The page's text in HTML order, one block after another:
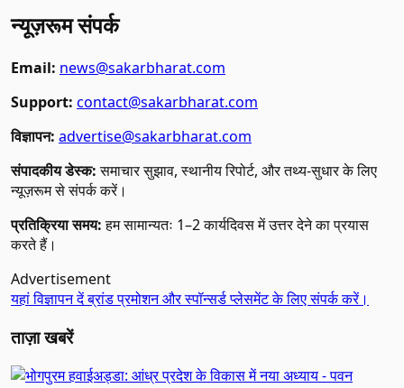
न्यूज़रूम संपर्क
Email: news@sakarbharat.com
Support: contact@sakarbharat.com
विज्ञापन: advertise@sakarbharat.com
संपादकीय डेस्क:समाचार सुझाव, स्थानीय रिपोर्ट, और तथ्य-सुधार के लिए
न्यूज़रूम से संपर्क करें।
प्रतिक्रिया समय:हम सामान्यतः 1–2 कार्यदिवस में उत्तर देने का प्रयास
करते हैं।
Advertisement
यहां विज्ञापन देंब्रांड प्रमोशन और स्पॉन्सर्ड प्लेसमेंट के लिए संपर्क करें।
ताज़ा खबरें